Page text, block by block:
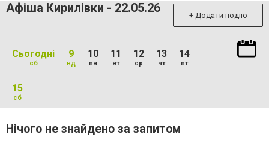
Афіша Кирилівки - 22.05.26 + Додати подію
Сьогодні
сб
9
нд
10
пн
11
вт
12
ср
13
чт
14
пт
15
сб
Нічого не знайдено за запитом